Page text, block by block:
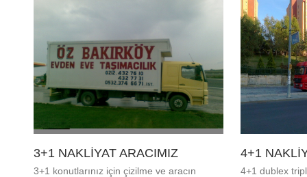
3+1 NAKLIYAT ARACIMIZ
3+1 konutlarınız için çizilme ve aracın
4+1
4+1 dublex